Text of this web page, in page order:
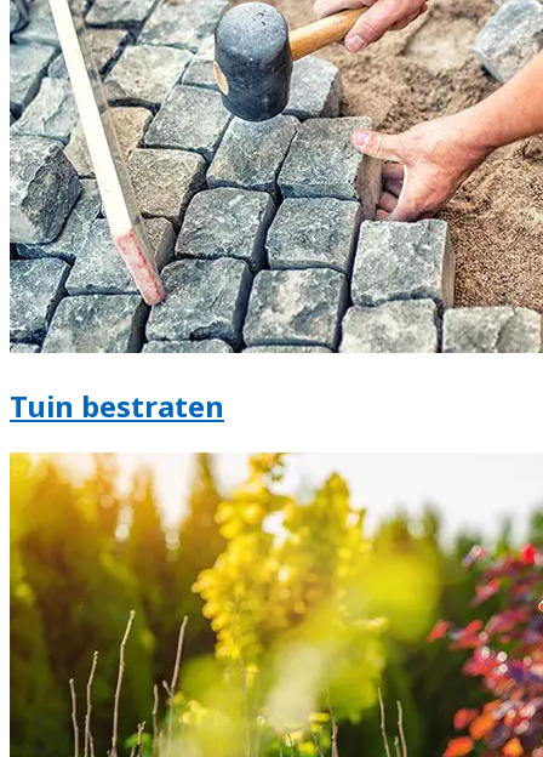
Tuin bestraten